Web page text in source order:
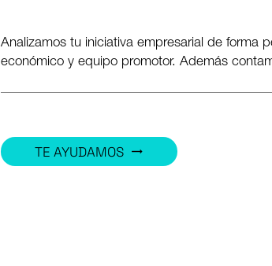
Analizamos tu iniciativa empresarial de forma
económico y equipo promotor. Además
TE AYUDAMOS trending_flat